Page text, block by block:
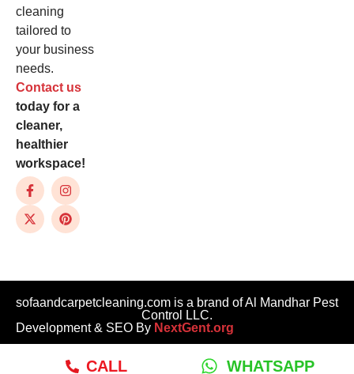
cleaning
tailored to
your business
needs.
Contact us
today for a
cleaner,
healthier
workspace!
sofaandcarpetcleaning.com is a brand of Al Mandhar Pest
Control LLC.
Development & SEO By NextGent.org
CALL WHATSAPP